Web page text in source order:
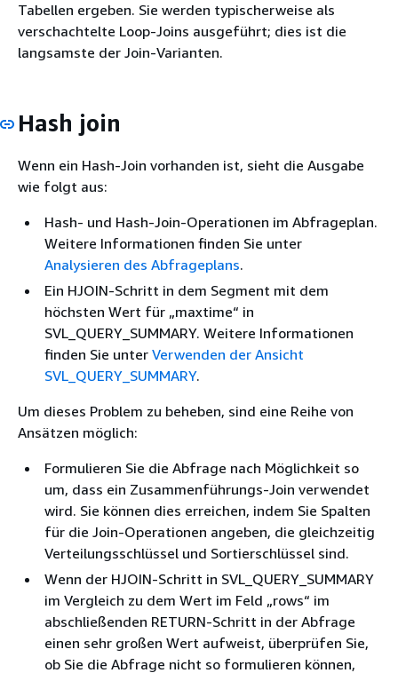
Tabellen ergeben. Sie werden typischerweise als
verschachtelte Loop-Joins ausgeführt; dies ist die
langsamste der Join-Varianten.
Hash join
Wenn ein Hash-Join vorhanden ist, sieht die Ausgabe
wie folgt aus:
Hash- und Hash-Join-Operationen im Abfrageplan.
Weitere Informationen finden Sie unter
Analysieren des Abfrageplans.
Ein HJOIN-Schritt in dem Segment mit dem
höchsten Wert für „maxtime“ in
SVL_QUERY_SUMMARY. Weitere Informationen
finden Sie unter Verwenden der Ansicht
SVL_QUERY_SUMMARY.
Um dieses Problem zu beheben, sind eine Reihe von
Ansätzen möglich:
Formulieren Sie die Abfrage nach Möglichkeit so
um, dass ein Zusammenführungs-Join verwendet
wird. Sie können dies erreichen, indem Sie Spalten
für die Join-Operationen angeben, die gleichzeitig
Verteilungsschlüssel und Sortierschlüssel sind.
Wenn der HJOIN-Schritt in SVL_QUERY_SUMMARY
im Vergleich zu dem Wert im Feld „rows“ im
abschließenden RETURN-Schritt in der Abfrage
einen sehr großen Wert aufweist, überprüfen Sie,
ob Sie die Abfrage nicht so formulieren können,